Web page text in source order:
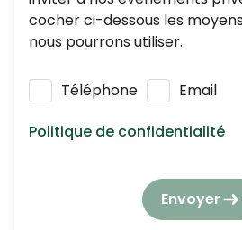
cocher ci-dessous les
nous pourrons utiliser.
Téléphone Email
Politique de confidentialité
Nous respectons vos
elles seront utilisées et
politique de
Envoyer